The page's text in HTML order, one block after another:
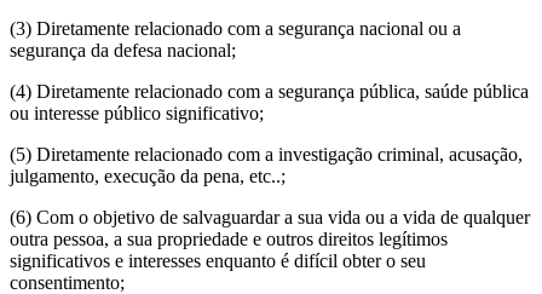
(3) Diretamente relacionado com a segurança nacional ou a
segurança da defesa nacional;
(4) Diretamente relacionado com a segurança pública, saúde pública
ou interesse público significativo;
(5) Diretamente relacionado com a investigação criminal, acusação,
julgamento, execução da pena, etc..;
(6) Com o objetivo de salvaguardar a sua vida ou a vida de qualquer
outra pessoa, a sua propriedade e outros direitos legítimos
significativos e interesses enquanto é difícil obter o seu
consentimento;